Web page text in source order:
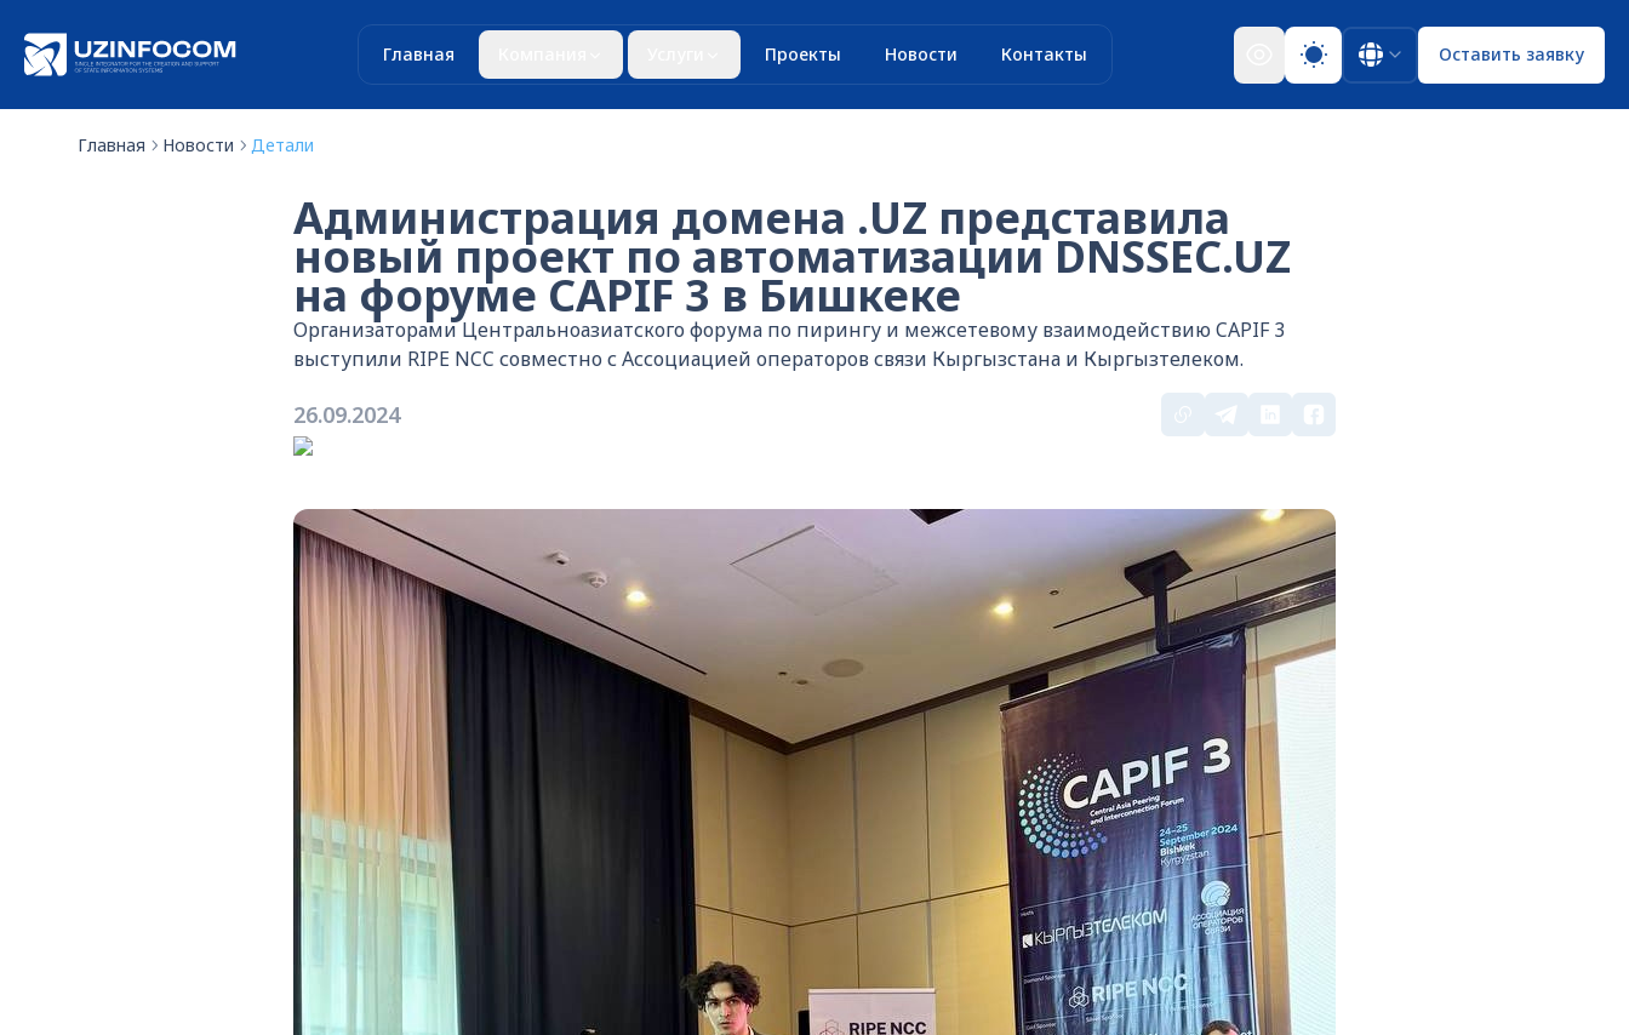
Главная Проекты Новости Контакты Оставить заявку
Главная Новости Детали
Администрация домена .UZ представила
новый проект по автоматизации DNSSEC.UZ
на форуме CAPIF 3 в Бишкеке
Организаторами Центральноазиатского форума по пирингу и межсетевому взаимодействию CAPIF 3
выступили RIPE NCC совместно с Ассоциацией операторов связи Кыргызстана и Кыргызтелеком.
26.09.2024